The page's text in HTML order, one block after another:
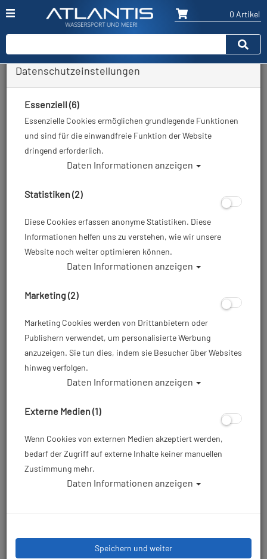
0 Artikel
Zurück
#
25,00 €*
Datenschutzeinstellungen
Essenziell (6)
Essenzielle Cookies ermöglichen grundlegende Funktionen
und sind für die einwandfreie Funktion der Website
dringend erforderlich.
Daten Informationen anzeigen
Statistiken (2)
Diese Cookies erfassen anonyme Statistiken. Diese
Informationen helfen uns zu verstehen, wie wir unsere
Website noch weiter optimieren können.
Daten Informationen anzeigen
Marketing (2)
Marketing Cookies werden von Drittanbietern oder
Publishern verwendet, um personalisierte Werbung
anzuzeigen. Sie tun dies, indem sie Besucher über Websites
hinweg verfolgen.
Daten Informationen anzeigen
Externe Medien (1)
Wenn Cookies von externen Medien akzeptiert werden,
bedarf der Zugriff auf externe Inhalte keiner manuellen
Zustimmung mehr.
Daten Informationen anzeigen
Speichern und weiter